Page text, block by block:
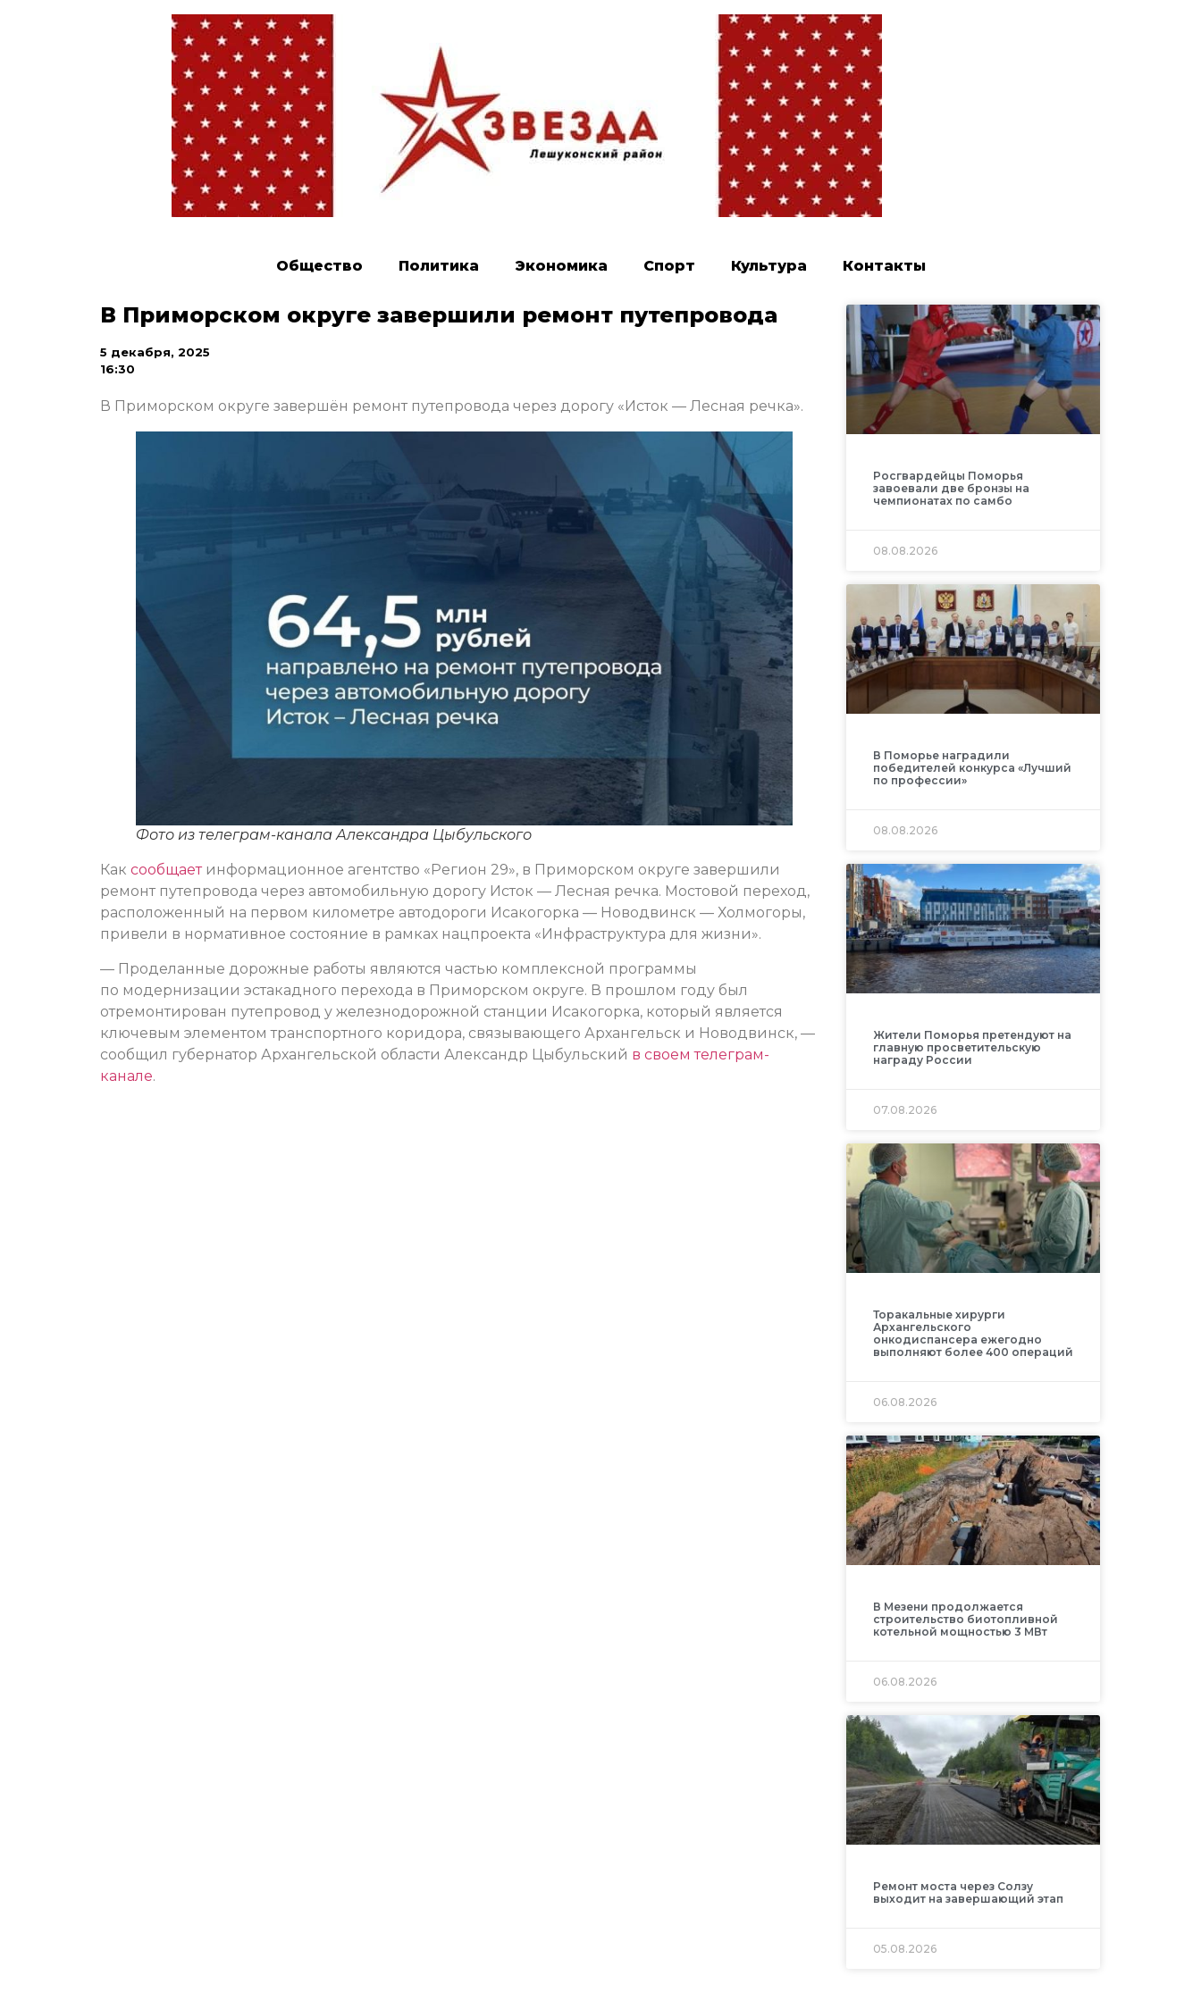
Общество Политика Экономика Спорт Культура Контакты
В Приморском округе завершили ремонт путепровода
5 декабря, 2025
16:30
В Приморском округе завершён ремонт путепровода через дорогу «Исток — Лесная речка».
Фото из телеграм-канала Александра Цыбульского
Как сообщает информационное агентство «Регион 29», в Приморском округе завершили
ремонт путепровода через автомобильную дорогу Исток — Лесная речка. Мостовой переход,
расположенный на первом километре автодороги Исакогорка — Новодвинск — Холмогоры,
привели в нормативное состояние в рамках нацпроекта «Инфраструктура для жизни».
— Проделанные дорожные работы являются частью комплексной программы
по модернизации эстакадного перехода в Приморском округе. В прошлом году был
отремонтирован путепровод у железнодорожной станции Исакогорка, который является
ключевым элементом транспортного коридора, связывающего Архангельск и Новодвинск, —
сообщил губернатор Архангельской области Александр Цыбульский в своем телеграм-
канале.
Росгвардейцы Поморья
завоевали две бронзы на
чемпионатах по самбо
08.08.2026
В Поморье наградили
победителей конкурса «Лучший
по профессии»
08.08.2026
Жители Поморья претендуют на
главную просветительскую
награду России
07.08.2026
Торакальные хирурги
Архангельского
онкодиспансера ежегодно
выполняют более 400 операций
06.08.2026
В Мезени продолжается
строительство биотопливной
котельной мощностью 3 МВт
06.08.2026
Ремонт моста через Солзу
выходит на завершающий этап
05.08.2026